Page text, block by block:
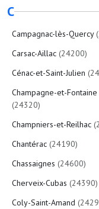
C
Campagnac-lès-Quercy
Carsac-Aillac (24200)
Cénac-et-Saint-Julien
Champagne-et-Fontaine
(24320)
Champniers-et-Reilhac
Chantérac (24190)
Chassaignes (24600)
Cherveix-Cubas (24390)
Coly-Saint-Amand